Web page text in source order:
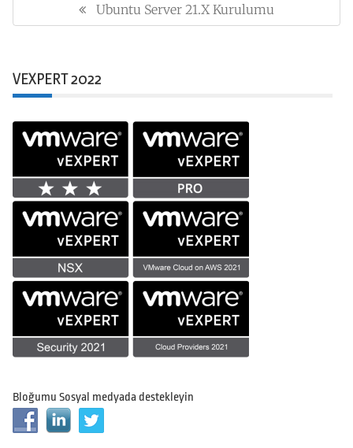
Previous
Post:
Ubuntu Server 21.x Kurulumu
VEXPERT 2022
Bloğumu Sosyal medyada destekleyin